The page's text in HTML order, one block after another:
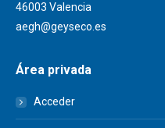
46003 Valencia
aegh@geyseco.es
Área privada
Acceder